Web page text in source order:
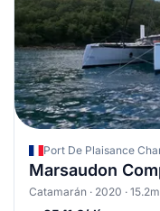
Catamarán · 2020 · 15.2m